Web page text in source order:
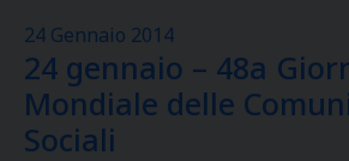
24 Gennaio 2014
24 gennaio – 48a
Mondiale delle
Sociali